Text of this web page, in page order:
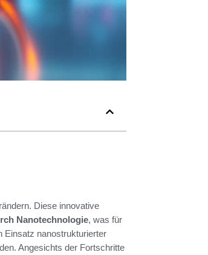
Diese innovative
Nanotechnologie, was für
Einsatz nanostrukturierter
Angesichts der Fortschritte